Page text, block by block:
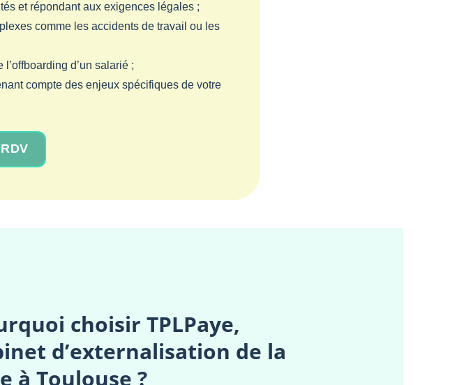
et répondant aux exigences légales ;
comme les accidents de travail ou les
d’un salarié ;
compte des enjeux spécifiques de votre
choisir TPLPaye,
d’externalisation de la
à Toulouse ?